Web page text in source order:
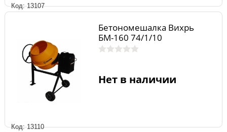
Код: 13107
Код: 13110
Бетономешалка Вихрь
БМ-160 74/1/10
Нет в наличии